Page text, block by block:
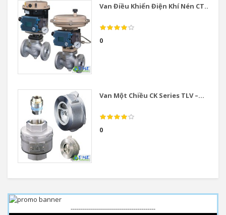
Van Điều Khiển Điện Khí Nén CT...
0
Van Một Chiều CK Series TLV –...
0
------------------------------------------